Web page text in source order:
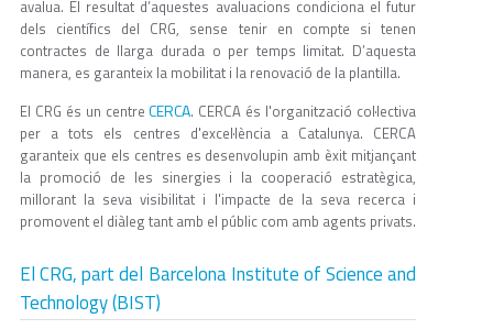
avalua. El resultat d’aquestes avaluacions condiciona el futur
dels científics del CRG, sense tenir en compte si tenen
contractes de llarga durada o per temps limitat. D’aquesta
manera, es garanteix la mobilitat i la renovació de la plantilla.
El CRG és un centreCERCA. CERCA és l'organització col·lectiva
per a tots els centres d'excel·lència a Catalunya. CERCA
garanteix que els centres es desenvolupin amb èxit mitjançant
la promoció de les sinergies i la cooperació estratègica,
millorant la seva visibilitat i l'impacte de la seva recerca i
promovent el diàleg tant amb el públic com amb agents privats.
El CRG, part del Barcelona Institute of Science and
Technology (BIST)